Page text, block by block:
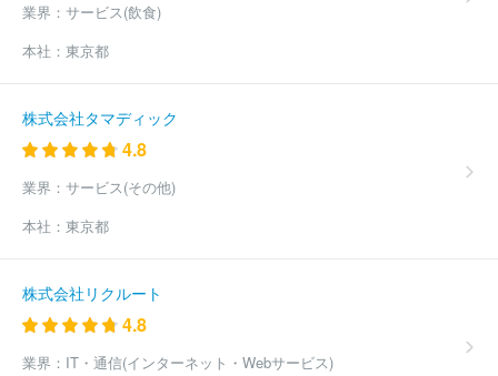
業界： サービス(飲食)
本社： 東京都
株式会社タマディック
4.8
業界： サービス(その他)
本社： 東京都
株式会社リクルート
4.8
業界： IT・通信(インターネット・Webサービス)